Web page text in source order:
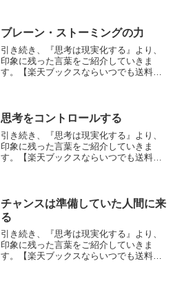
げているだけに、心のもち...
ブレーン・ストーミングの力
引き続き、『思考は現実化する』より、
印象に残った言葉をご紹介していきま
す。【楽天ブックスならいつでも送料無
動の送受信局だということ...
思考をコントロールする
引き続き、『思考は現実化する』より、
印象に残った言葉をご紹介していきま
す。【楽天ブックスならいつでも送料無
つくもので、自信とヤル気...
チャンスは準備していた人間に来
る
引き続き、『思考は現実化する』より、
印象に残った言葉をご紹介していきま
す。【楽天ブックスならいつでも送料無